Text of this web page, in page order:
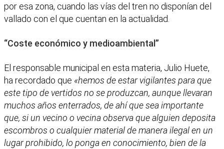
por esa zona, cuando las vías del tren no disponían del
vallado con el que cuentan en la actualidad.
“Coste económico y medioambiental”
El responsable municipal en esta materia, Julio Huete,
ha recordado que «hemos de estar vigilantes para que
este tipo de vertidos no se produzcan, aunque llevaran
muchos años enterrados, de ahí que sea importante
que, si un vecino o vecina observa que alguien deposita
escombros o cualquier material de manera ilegal en un
lugar prohibido, lo ponga en conocimiento, bien de la